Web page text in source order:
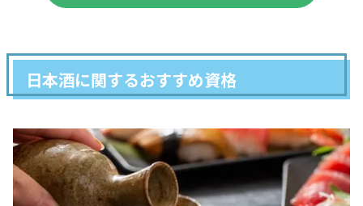
日本酒に関するおすすめ資格